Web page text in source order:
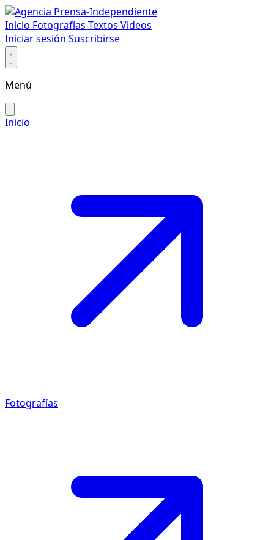
Inicio Fotografías Textos Videos
Iniciar sesión Suscribirse
Menú
Inicio
Fotografías